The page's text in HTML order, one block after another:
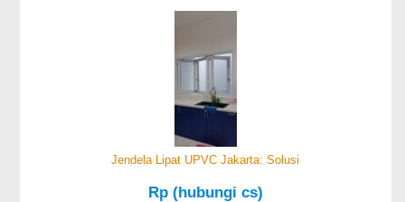
Jendela Lipat UPVC Jakarta: Solusi
Rp (hubungi cs)